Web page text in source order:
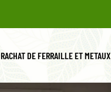
RACHAT DE FERRAILLE ET METAUX